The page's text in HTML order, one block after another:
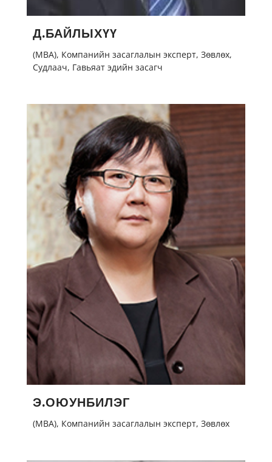
Д.БАЙЛЫХҮҮ
(MBA), Компанийн засаглалын эксперт, Зөвлөх,
Судлаач, Гавьяат эдийн засагч
Э.ОЮУНБИЛЭГ
(MBA), Компанийн засаглалын эксперт, Зөвлөх